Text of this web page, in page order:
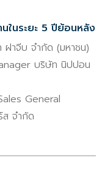
ในระยะ 5 ปีย้อนหลัง
ฝาจีบ จำกัด (มหาชน)
บริษัท นิปปอน
General
จำกัด